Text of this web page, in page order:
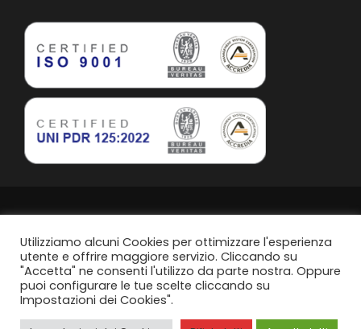
Privacy Policy
Politica di parità di genere
Content Design by
Utilizziamo alcuni Cookies per ottimizzare l'esperienza
utente e offrire maggiore servizio. Cliccando su
"Accetta" ne consenti l'utilizzo da parte nostra. Oppure
puoi configurare le tue scelte cliccando su
Impostazioni dei Cookies".